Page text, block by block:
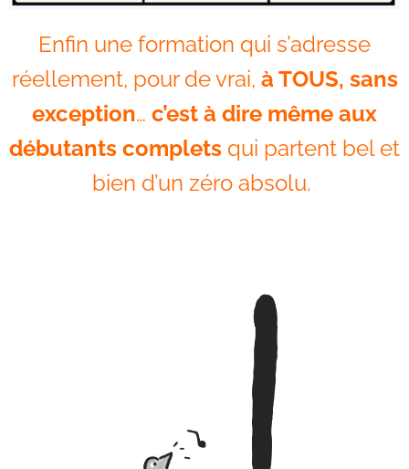
Enfin une formation qui s’adresse
réellement, pour de vrai, à TOUS, sans
exception… c’est à dire même aux
débutants complets qui partent bel et
bien d’un zéro absolu.